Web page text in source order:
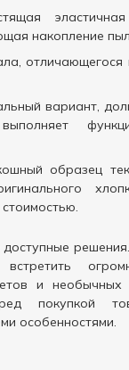
накопление
отличающегося
вариант,
образец
и необычных
покупкой
особенностями.